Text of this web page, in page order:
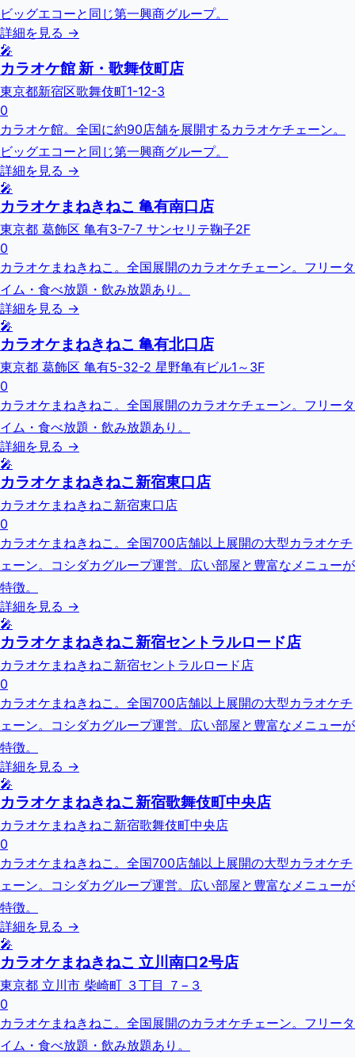
ビッグエコーと同じ第一興商グループ。
詳細を見る →
🎤
カラオケ館 新・歌舞伎町店
東京都新宿区歌舞伎町1-12-3
0
カラオケ館。全国に約90店舗を展開するカラオケチェーン。
ビッグエコーと同じ第一興商グループ。
詳細を見る →
🎤
カラオケまねきねこ 亀有南口店
東京都 葛飾区 亀有3-7-7 サンセリテ鞠子2F
0
カラオケまねきねこ。全国展開のカラオケチェーン。フリータ
イム・食べ放題・飲み放題あり。
詳細を見る →
🎤
カラオケまねきねこ 亀有北口店
東京都 葛飾区 亀有5-32-2 星野亀有ビル1～3F
0
カラオケまねきねこ。全国展開のカラオケチェーン。フリータ
イム・食べ放題・飲み放題あり。
詳細を見る →
🎤
カラオケまねきねこ新宿東口店
カラオケまねきねこ新宿東口店
0
カラオケまねきねこ。全国700店舗以上展開の大型カラオケチ
ェーン。コシダカグループ運営。広い部屋と豊富なメニューが
特徴。
詳細を見る →
🎤
カラオケまねきねこ新宿セントラルロード店
カラオケまねきねこ新宿セントラルロード店
0
カラオケまねきねこ。全国700店舗以上展開の大型カラオケチ
ェーン。コシダカグループ運営。広い部屋と豊富なメニューが
特徴。
詳細を見る →
🎤
カラオケまねきねこ新宿歌舞伎町中央店
カラオケまねきねこ新宿歌舞伎町中央店
0
カラオケまねきねこ。全国700店舗以上展開の大型カラオケチ
ェーン。コシダカグループ運営。広い部屋と豊富なメニューが
特徴。
詳細を見る →
🎤
カラオケまねきねこ 立川南口2号店
東京都 立川市 柴崎町 ３丁目 ７−３
0
カラオケまねきねこ。全国展開のカラオケチェーン。フリータ
イム・食べ放題・飲み放題あり。